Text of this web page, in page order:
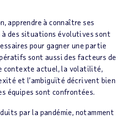
apprendre à connaître ses
à des situations évolutives sont
pour gagner une partie
sont aussi des facteurs de
contexte actuel, la volatilité,
et l’ambiguïté décrivent bien
équipes sont confrontées.
par la pandémie, notamment